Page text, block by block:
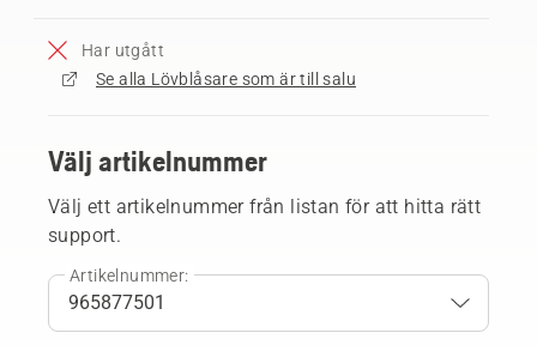
Har utgått
Se alla Lövblåsare som är till salu
Välj artikelnummer
Välj ett artikelnummer från listan för att hitta rätt
support.
Artikelnummer: